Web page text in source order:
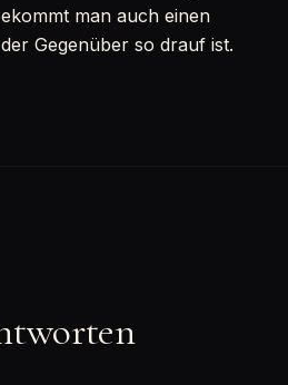
man auch einen
Gegenüber so drauf ist.